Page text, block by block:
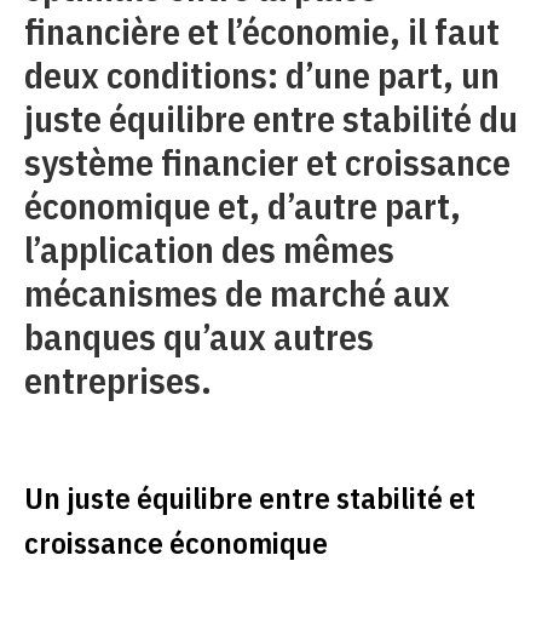
financière et l’économie, il faut
deux conditions: d’une part, un
juste équilibre entre stabilité du
système financier et croissance
économique et, d’autre part,
l’application des mêmes
mécanismes de marché aux
banques qu’aux autres
entreprises.
Un juste équilibre entre stabilité et
croissance économique